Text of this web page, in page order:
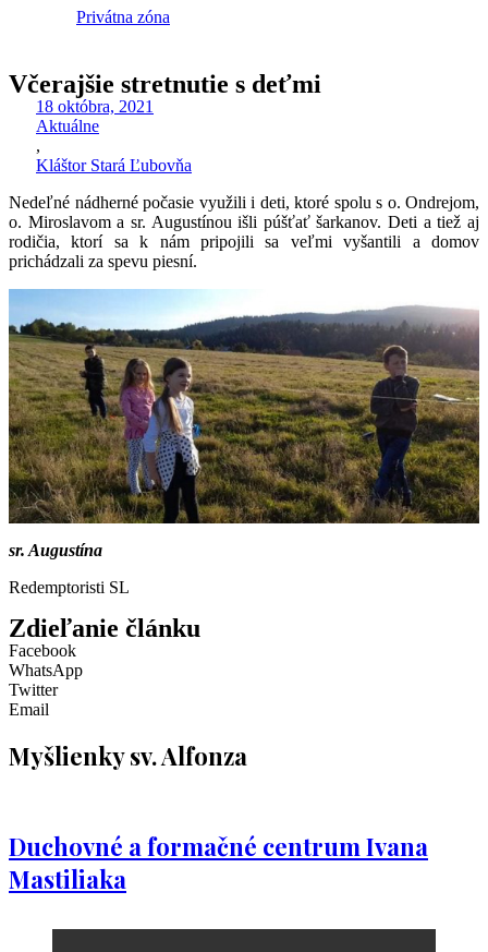
Privátna zóna
Včerajšie stretnutie s deťmi
18 októbra, 2021
Aktuálne
,
Kláštor Stará Ľubovňa
Nedeľné nádherné počasie využili i deti, ktoré spolu s o. Ondrejom,
o. Miroslavom a sr. Augustínou išli púšťať šarkanov. Deti a tiež aj
rodičia, ktorí sa k nám pripojili sa veľmi vyšantili a domov
prichádzali za spevu piesní.
sr. Augustína
Redemptoristi SL
Zdieľanie článku
Facebook
WhatsApp
Twitter
Email
Myšlienky sv. Alfonza
Duchovné a formačné centrum Ivana
Mastiliaka